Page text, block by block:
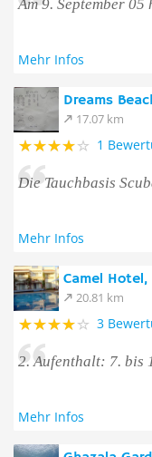
Am 9. September
Mehr Infos
Dreams
17.07 km
1
Die Tauchbasis
Mehr Infos
Camel Hotel,
20.81 km
3
2. Aufenthalt: 7. bis
Mehr Infos